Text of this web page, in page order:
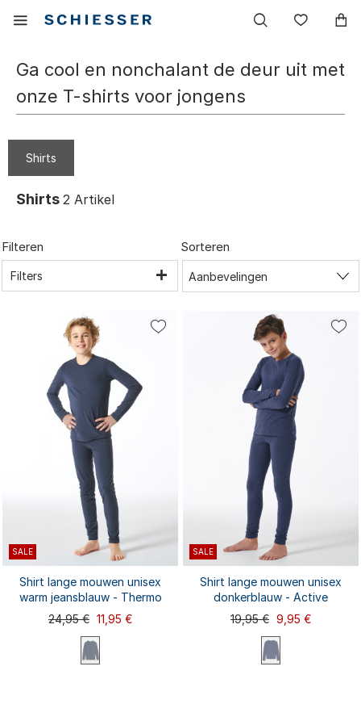
menu
Ga cool en nonchalant de deur uit met
onze T-shirts voor jongens
Shirts
Shirts 2 Artikel
Filteren
Filters
Sorteren
SALE
Shirt lange mouwen unisex
warm jeansblauw - Thermo
24,95 € 11,95 €
SALE
Shirt lange mouwen unisex
donkerblauw - Active
19,95 € 9,95 €